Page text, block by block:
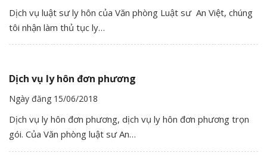
Dịch vụ luật sư ly hôn của Văn phòng Luật sư An Việt, chúng
tôi nhận làm thủ tục ly…
Dịch vụ ly hôn đơn phương
Ngày đăng 15/06/2018
Dịch vụ ly hôn đơn phương, dịch vụ ly hôn đơn phương trọn
gói. Của Văn phòng luật sư An…